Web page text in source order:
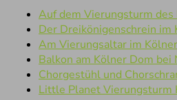
Auf dem Vierungsturm
Der Dreikönigenschrein im
Am Vierungsaltar im
Balkon am Kölner Dom bei
Chorgestühl und
Little Planet Vierungsturm